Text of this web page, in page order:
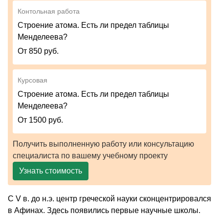
Контольная работа
Строение атома. Есть ли предел таблицы
Менделеева?
От 850 руб.
Курсовая
Строение атома. Есть ли предел таблицы
Менделеева?
От 1500 руб.
Получить выполненную работу или консультацию
специалиста по вашему учебному проекту
Узнать стоимость
С V в. до н.э. центр греческой науки сконцентрировался
в Афинах. Здесь появи­лись первые науч­ные школы.